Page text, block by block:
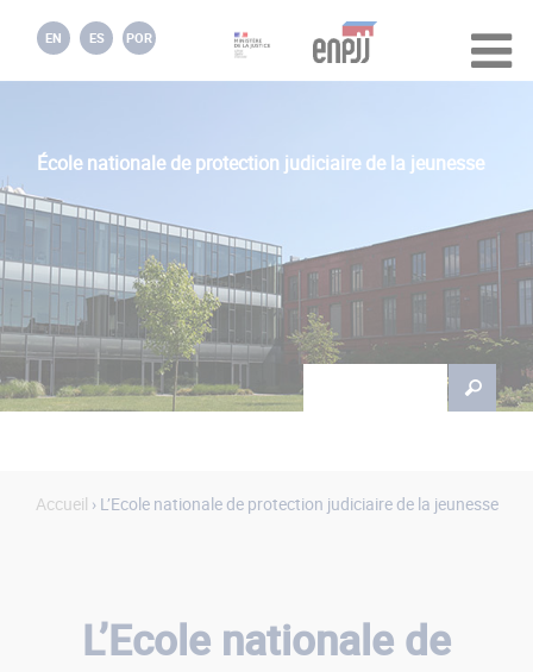
École nationale de protection judiciaire de la jeunesse
EN ES POR
Formulaire de
Accueil › L’Ecole nationale de protection judiciaire de la jeunesse
L’Ecole nationale de